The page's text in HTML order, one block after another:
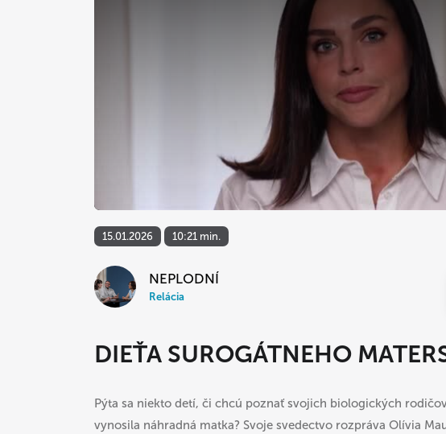
15.01.2026 10:21 min.
NEPLODNÍ
Relácia
DIEŤA SUROGÁTNEHO
Pýta sa niekto detí, či chcú poznať svojich biologických
vynosila náhradná matka? Svoje svedectvo rozpráva Olívia